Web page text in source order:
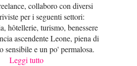
collaboro con diversi
per i seguenti settori:
hôtellerie, turismo, benessere
ascendente Leone, piena di
sensibile e un po' permalosa.
Leggi tutto